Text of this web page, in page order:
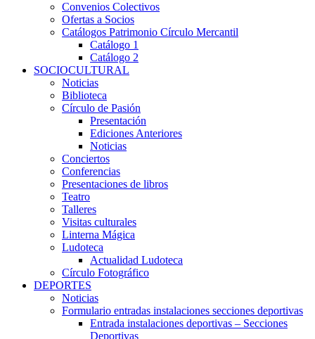
Convenios Colectivos
Ofertas a Socios
Catálogos Patrimonio Círculo Mercantil
Catálogo 1
Catálogo 2
SOCIOCULTURAL
Noticias
Biblioteca
Círculo de Pasión
Presentación
Ediciones Anteriores
Noticias
Conciertos
Conferencias
Presentaciones de libros
Teatro
Talleres
Visitas culturales
Linterna Mágica
Ludoteca
Actualidad Ludoteca
Círculo Fotográfico
DEPORTES
Noticias
Formulario entradas instalaciones secciones deportivas
Entrada instalaciones deportivas – Secciones
Deportivas